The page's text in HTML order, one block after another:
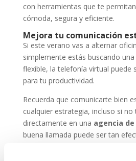
con herramientas que te
cómoda, segura y eficiente.
Mejora tu comunicación
Si este verano vas a alternar
simplemente estás buscando
flexible, la telefonía virtual puede
para tu productividad.
Recuerda que comunicarte bien
cualquier estrategia, incluso si no
directamente en una agencia
buena llamada puede ser tan